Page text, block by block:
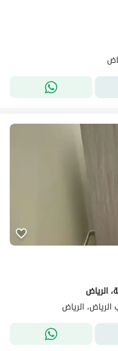
الرياض، الرياض